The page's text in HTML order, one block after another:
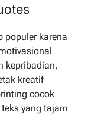
populer karena
kepribadian,
kreatif
cocok
yang tajam